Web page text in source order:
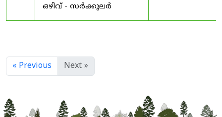
ഒഴിവ് - സർക്കുലർ
« Previous Next »